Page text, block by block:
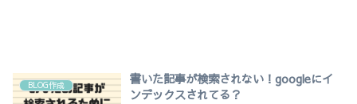
BLOG作成
書いた記事が検索されない！googleにイ
ンデックスされてる？